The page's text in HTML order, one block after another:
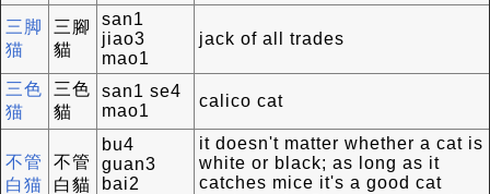
三脚
猫
三腳
貓
san1
jiao3
mao1
jack of all trades
三色
猫
三色
貓
san1 se4
mao1
calico cat
不管
白猫
不管
白貓
bu4
guan3
bai2
it doesn't matter whether a cat is
white or black; as long as it
catches mice it's a good cat